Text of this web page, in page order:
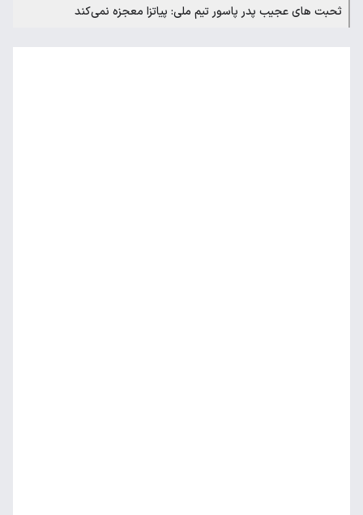
ثحبت های عجیب پدر پاسور تیم ملی: پیاتزا معجزه‌ نمی‌کند